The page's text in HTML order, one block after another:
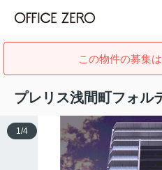
この物件の募集
プレリス浅間町フォル
1/4